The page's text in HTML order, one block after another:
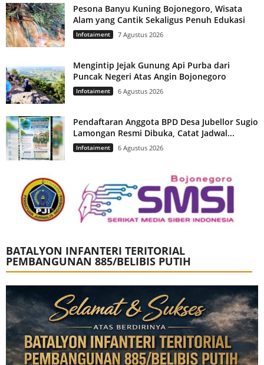
Pesona Banyu Kuning Bojonegoro, Wisata
Alam yang Cantik Sekaligus Penuh Edukasi
Infotaiment 7 Agustus 2026
Mengintip Jejak Gunung Api Purba dari
Puncak Negeri Atas Angin Bojonegoro
Infotaiment 6 Agustus 2026
Pendaftaran Anggota BPD Desa Jubellor Sugio
Lamongan Resmi Dibuka, Catat Jadwal...
Infotaiment 6 Agustus 2026
BATALYON INFANTERI TERITORIAL
PEMBANGUNAN 885/BELIBIS PUTIH